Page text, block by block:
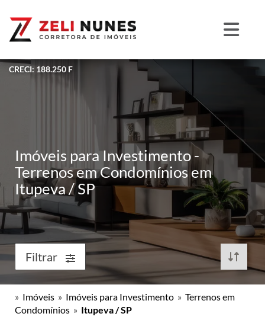
CRECI: 188.250 F
Imóveis para Investimento -
Terrenos em Condomínios em
Itupeva / SP
Filtrar
» Imóveis » Imóveis para Investimento » Terrenos em
Condomínios » Itupeva / SP